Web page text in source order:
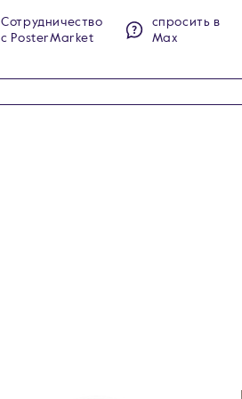
Сотрудничество
с PosterMarket
спросить в
Max